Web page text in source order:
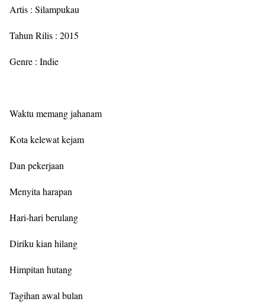
Artis : Silampukau
Tahun Rilis : 2015
Genre : Indie
Waktu memang jahanam
Kota kelewat kejam
Dan pekerjaan
Menyita harapan
Hari-hari berulang
Diriku kian hilang
Himpitan hutang
Tagihan awal bulan